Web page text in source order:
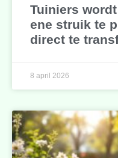
Tuiniers
ene struik te
direct te
8 april 2026